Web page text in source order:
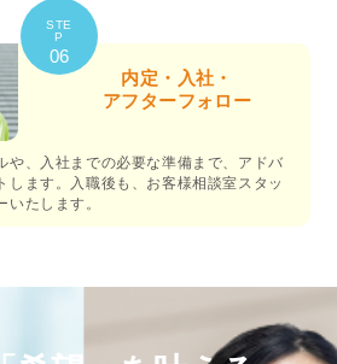
STE
P
06
内定・入社・
アフターフォロー
や、入社までの必要な準備まで、アドバ
します。入職後も、お客様相談室スタッ
いたします。